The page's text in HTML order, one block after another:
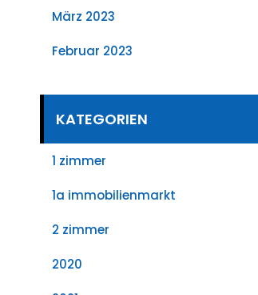
März 2023
Februar 2023
KATEGORIEN
1 zimmer
1a immobilienmarkt
2 zimmer
2020